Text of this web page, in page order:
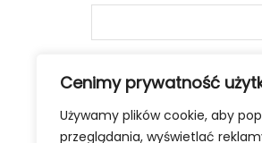
Cenimy prywatność
Używamy plików cookie, aby
przeglądania, wyświetlać